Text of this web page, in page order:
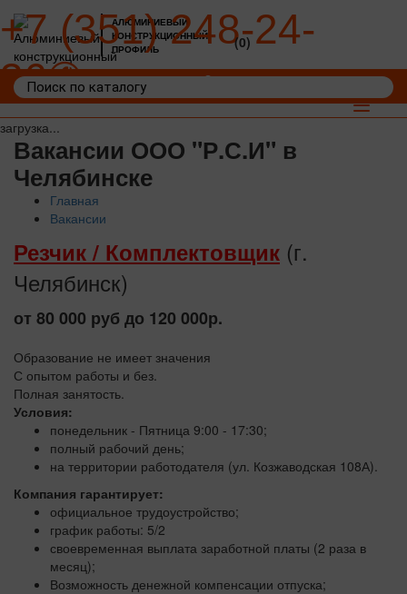
загрузка...
АЛЮМИНИЕВЫЙ
КОНСТРУКЦИОННЫЙ
ПРОФИЛЬ
+7 (351) 248-24-
36
(0)
Toggle
Вакансии ООО "Р.С.И" в
Челябинске
Главная
Вакансии
Резчик / Комплектовщик (г.
Челябинск)
от 80 000 руб до 120 000р.
Образование не имеет значения
С опытом работы и без.
Полная занятость.
Условия:
понедельник - Пятница 9:00 - 17:30;
полный рабочий день;
на территории работодателя (ул. Козжаводская 108А).
Компания гарантирует:
официальное трудоустройство;
график работы: 5/2
своевременная выплата заработной платы (2 раза в
месяц);
Возможность денежной компенсации отпуска;